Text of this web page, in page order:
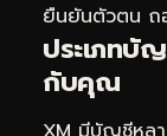
ยืนยันตัวตน ถ
ประเภทบั
กับคุณ